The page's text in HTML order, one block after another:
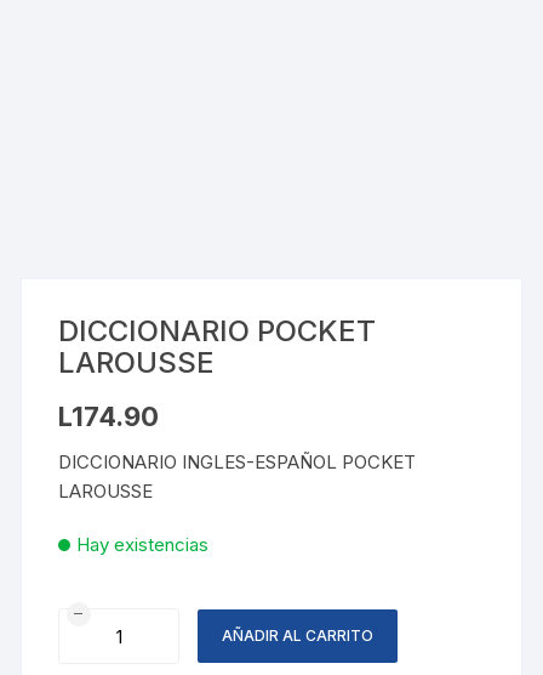
DICCIONARIO POCKET
LAROUSSE
L174.90
DICCIONARIO INGLES-ESPAÑOL POCKET
LAROUSSE
Hay existencias
DICCIONARIO
POCKET
AÑADIR AL CARRITO